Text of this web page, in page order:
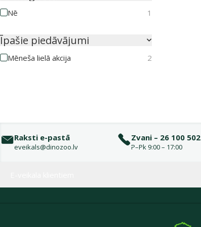
Nē 1
Īpašie piedāvājumi
Mēneša lielā akcija 2
Raksti e-pastā
eveikals@dinozoo.lv
Zvani – 26 100 502
P–Pk 9:00 – 17:00